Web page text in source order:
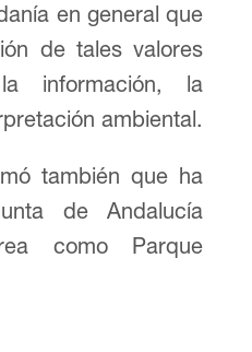
en general que
de tales valores
información, la
ambiental.
también que ha
de Andalucía
como Parque